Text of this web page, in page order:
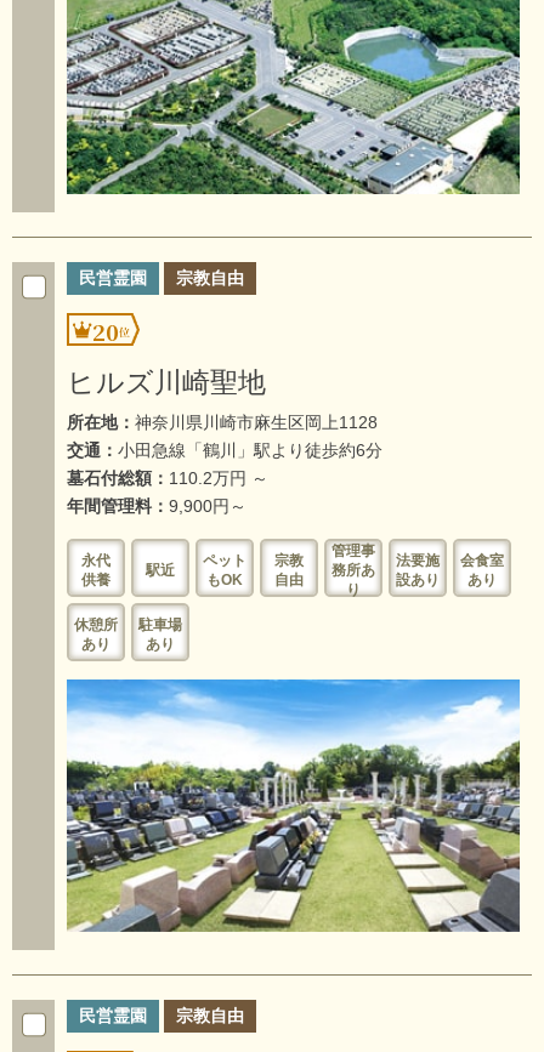
民営霊園 宗教自由
20
ヒルズ川崎聖地
所在地： 神奈川県川崎市麻生区岡上1128
交通： 小田急線「鶴川」駅より徒歩約6分
墓石付総額： 110.2万円 ～
年間管理料： 9,900円～
永代
供養
駅近
ペット
もOK
宗教
自由
管理事
務所あ
り
法要施
設あり
会食室
あり
休憩所
あり
駐車場
あり
民営霊園 宗教自由